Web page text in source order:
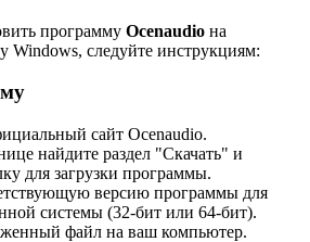
программу Ocenaudio на
Windows, следуйте инструкциям:
сайт Ocenaudio.
найдите раздел "Скачать" и
для загрузки программы.
версию программы для
системы (32-бит или 64-бит).
файл на ваш компьютер.